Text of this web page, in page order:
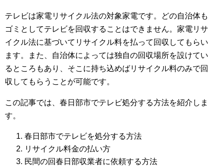
テレビは家電リサイクル法の対象家電です。どの自治体も
ゴミとしてテレビを回収することはできません。家電リサ
イクル法に基づいてリサイクル料を払って回収してもらい
ます。また、自治体によっては独自の回収場所を設けてい
るところもあり、そこに持ち込めばリサイクル料のみで回
収してもらうことが可能です。
この記事では、春日部市でテレビ処分する方法を紹介しま
す。
春日部市でテレビを処分する方法
リサイクル料金の払い方
民間の回春日部収業者に依頼する方法